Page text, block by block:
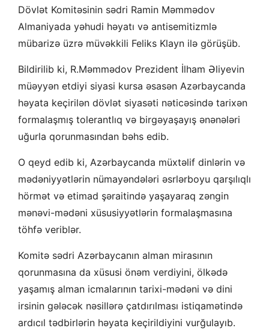
Dövlət Komitəsinin sədri Ramin Məmmədov
Almaniyada yəhudi həyatı və antisemitizmlə
mübarizə üzrə müvəkkili Feliks Klayn ilə görüşüb.
Bildirilib ki, R.Məmmədov Prezident İlham Əliyevin
müəyyən etdiyi siyasi kursa əsasən Azərbaycanda
həyata keçirilən dövlət siyasəti nəticəsində tarixən
formalaşmış tolerantlıq və birgəyaşayış ənənələri
uğurla qorunmasından bəhs edib.
O qeyd edib ki, Azərbaycanda müxtəlif dinlərin və
mədəniyyətlərin nümayəndələri əsrlərboyu qarşılıqlı
hörmət və etimad şəraitində yaşayaraq zəngin
mənəvi-mədəni xüsusiyyətlərin formalaşmasına
töhfə veriblər.
Komitə sədri Azərbaycanın alman mirasının
qorunmasına da xüsusi önəm verdiyini, ölkədə
yaşamış alman icmalarının tarixi-mədəni və dini
irsinin gələcək nəsillərə çatdırılması istiqamətində
ardıcıl tədbirlərin həyata keçirildiyini vurğulayıb.